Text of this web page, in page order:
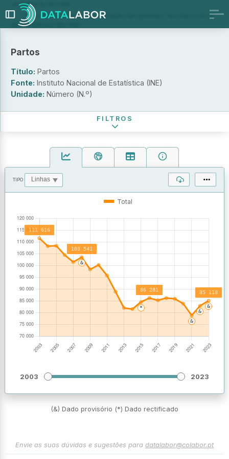
TIPO
Total
2003 2023
(&) Dado provisório (*) Dado rectificado
Envie as suas dúvidas e sugestões para datalabor@colabor.pt
Partos
Título: Partos
Fonte: Instituto Nacional de Estatística (INE)
Unidade: Número (N.º)
residência da mãe
Por natureza do parto, duração da gravidez da mãe e local
de residência da mãe
Local de residência da mãe (NUTS - 2013)
FILTROS